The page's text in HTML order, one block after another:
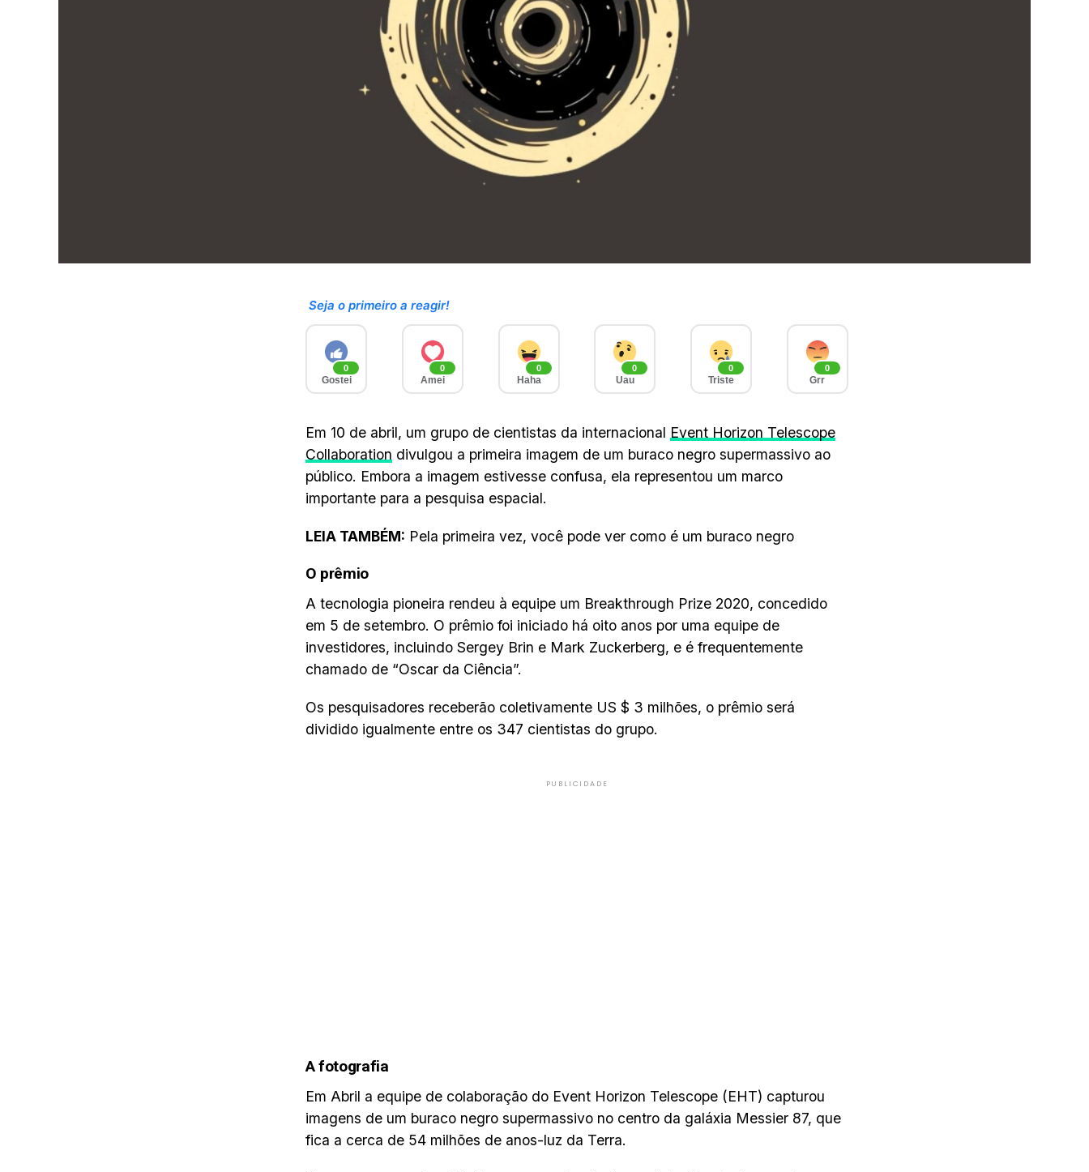
Seja o primeiro a reagir!
0
Gostei
0
Amei
0
Haha
0
Uau
0
Triste
0
Grr
Em 10 de abril, um grupo de cientistas da internacional Event Horizon Telescope
Collaboration divulgou a primeira imagem de um buraco negro supermassivo ao
público. Embora a imagem estivesse confusa, ela representou um marco
importante para a pesquisa espacial.
LEIA TAMBÉM: Pela primeira vez, você pode ver como é um buraco negro
O prêmio
A tecnologia pioneira rendeu à equipe um Breakthrough Prize 2020, concedido
em 5 de setembro. O prêmio foi iniciado há oito anos por uma equipe de
investidores, incluindo Sergey Brin e Mark Zuckerberg, e é frequentemente
chamado de “Oscar da Ciência”.
Os pesquisadores receberão coletivamente US $ 3 milhões, o prêmio será
dividido igualmente entre os 347 cientistas do grupo.
PUBLICIDADE
A fotografia
Em Abril a equipe de colaboração do Event Horizon Telescope (EHT) capturou
imagens de um buraco negro supermassivo no centro da galáxia Messier 87, que
fica a cerca de 54 milhões de anos-luz da Terra.